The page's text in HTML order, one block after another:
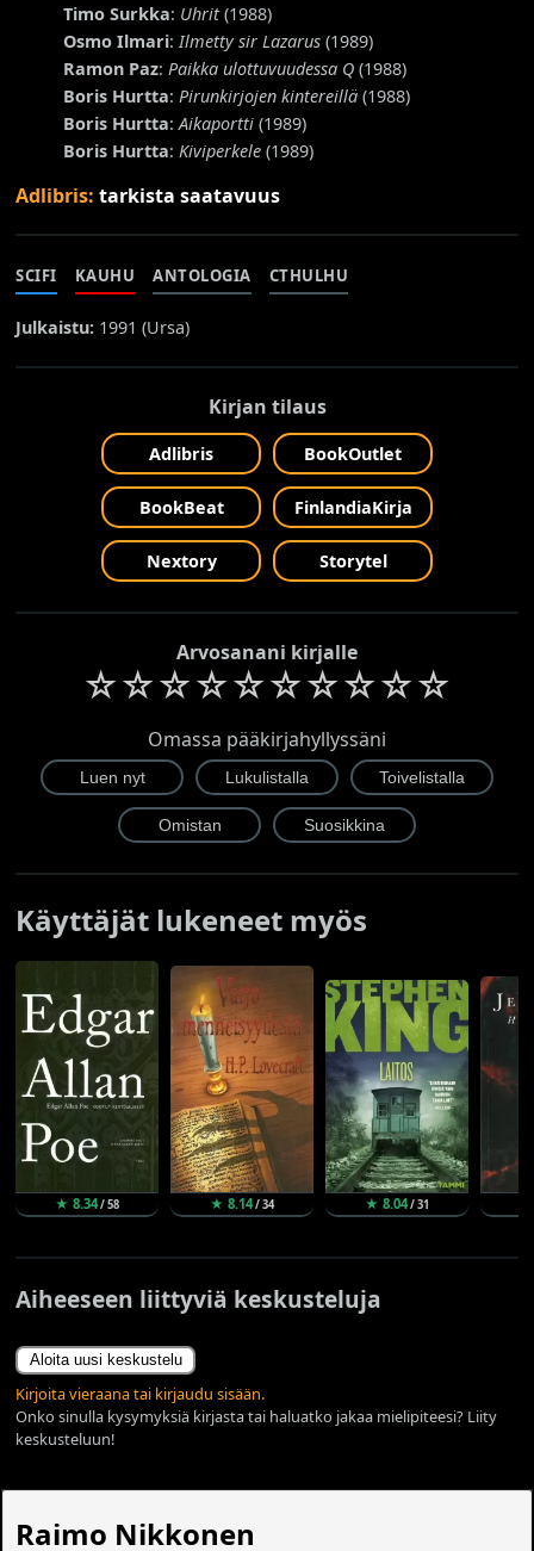
Timo Surkka: Uhrit(1988)
Osmo Ilmari: Ilmetty sir Lazarus (1989)
Ramon Paz: Paikka ulottuvuudessa Q (1988)
Boris Hurtta: Pirunkirjojen kintereillä (1988)
Boris Hurtta:Aikaportti (1989)
Boris Hurtta: Kiviperkele (1989)
Adlibris:tarkista saatavuus
SCIFI KAUHU ANTOLOGIA CTHULHU
Julkaistu: 1991 (Ursa)
Kirjan tilaus
Adlibris BookOutlet
BookBeat FinlandiaKirja
Nextory Storytel
Arvosanani kirjalle
☆☆☆☆☆☆☆☆☆☆
Omassa pääkirjahyllyssäni
Käyttäjät lukeneet myös
★ 8.34/ 58 ★ 8.14/ 34 ★ 8.04/ 31
Aiheeseen liittyviä keskusteluja
Aloita uusi keskustelu
Kirjoita vieraana tai kirjaudu sisään.
Onko sinulla kysymyksiä kirjasta tai haluatko jakaa mielipiteesi? Liity
keskusteluun!
Raimo Nikkonen